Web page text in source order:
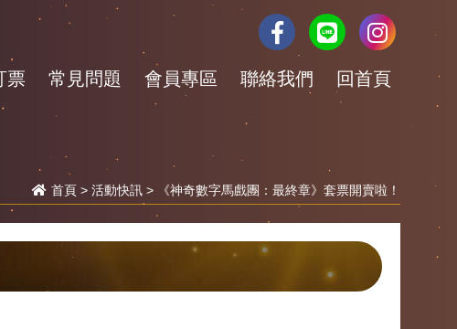
票 常見問題 會員專區 聯絡我們 回首頁
首頁 > 活動快訊 > 《神奇數字馬戲團：最終章》套票開賣啦！